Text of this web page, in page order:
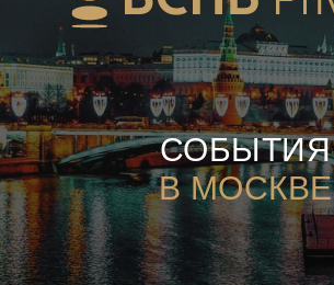
СОБЫТИЯ
В МОСКВЕ